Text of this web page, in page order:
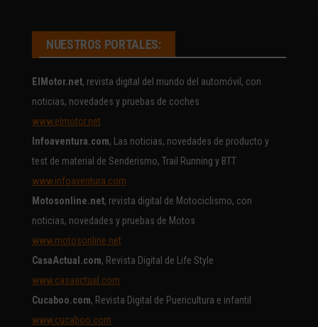
NUESTROS PORTALES:
ElMotor.net, revista digital del mundo del automóvil, con
noticias, novedades y pruebas de coches
www.elmotor.net
Infoaventura.com, Las noticias, novedades de producto y
test de material de Senderismo, Trail Running y BTT
www.infoaventura.com
Motosonline.net, revista digital de Motociclismo, con
noticias, novedades y pruebas de Motos
www.motosonline.net
CasaActual.com, Revista Digital de Life Style
www.casaactual.com
Cucaboo.com, Revista Digital de Puericultura e infantil
www.cucaboo.com